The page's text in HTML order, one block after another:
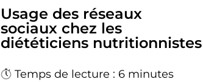
Usage des réseaux
sociaux chez les
diététiciens nutritionnistes
Temps de lecture : 6 minutes